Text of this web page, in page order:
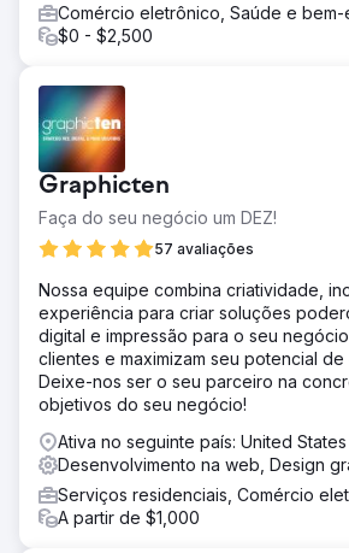
Comércio eletrônico, Saúde e bem-
$0 - $2,500
Graphicten
Faça do seu negócio um DEZ!
57 avaliações
Nossa equipe combina criatividade,
experiência para criar soluções
digital e impressão para o seu
clientes e maximizam seu potencial de
Deixe-nos ser o seu parceiro na
objetivos do seu negócio!
Ativa no seguinte país: United States
Desenvolvimento na web, Design
Serviços residenciais, Comércio
A partir de $1,000